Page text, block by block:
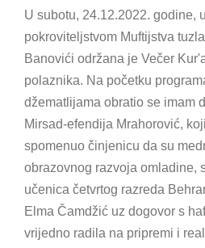
U subotu, 24.12.2022. godine,
pokroviteljstvom Muftijstva
Banovići održana je Večer
polaznika. Na početku
džematlijama obratio se imam
Mirsad-efendija Mrahorović,
spomenuo činjenicu da su
obrazovnog razvoja omladine,
učenica četvrtog razreda
Elma Čamdžić uz dogovor s
vrijedno radila na pripremi i